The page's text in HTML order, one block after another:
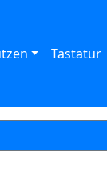
Tastatur